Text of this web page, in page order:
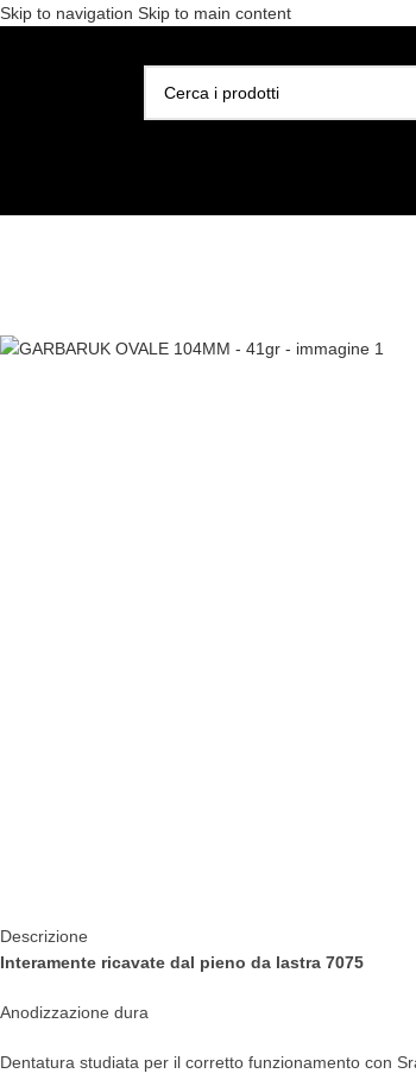
Skip to navigation Skip to main content
Descrizione
Interamente ricavate dal pieno da lastra 7075
Anodizzazione dura
Dentatura studiata per il corretto funzionamento con